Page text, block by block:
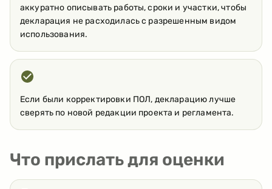
аккуратно описывать работы, сроки и участки, чтобы
декларация не расходилась с разрешенным видом
использования.
Если были корректировки ПОЛ, декларацию лучше
сверять по новой редакции проекта и регламента.
Что прислать для оценки